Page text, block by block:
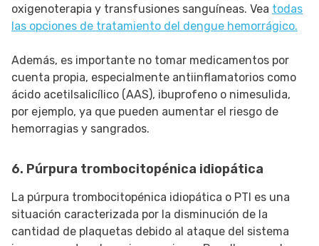
oxigenoterapia y transfusiones sanguíneas. Vea todas
las opciones de tratamiento del dengue hemorrágico.
Además, es importante no tomar medicamentos por
cuenta propia, especialmente antiinflamatorios como
ácido acetilsalicílico (AAS), ibuprofeno o nimesulida,
por ejemplo, ya que pueden aumentar el riesgo de
hemorragias y sangrados.
6. Púrpura trombocitopénica idiopática
La púrpura trombocitopénica idiopática o PTI es una
situación caracterizada por la disminución de la
cantidad de plaquetas debido al ataque del sistema